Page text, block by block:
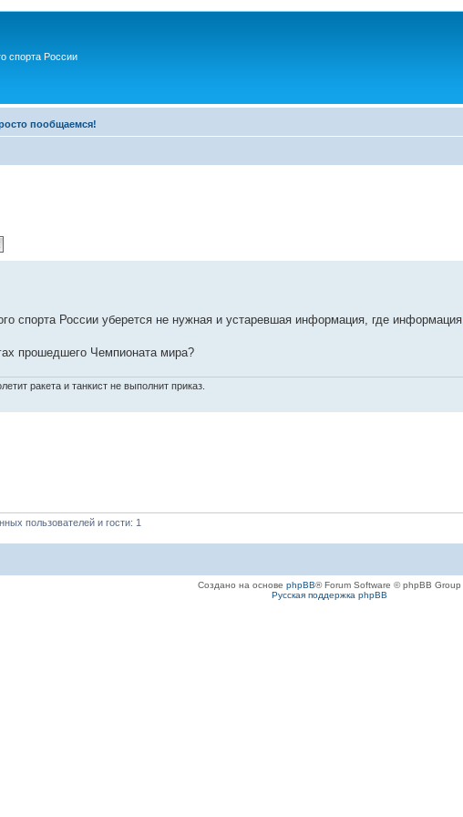
спорта России
пообщаемся!
спорта России уберется не нужная и устаревшая информация, где информация
прошедшего Чемпионата мира?
ракета и танкист не выполнит приказ.
пользователей и гости: 1
Создано на основе phpBB® Forum Software © phpBB Group
Русская поддержка phpBB